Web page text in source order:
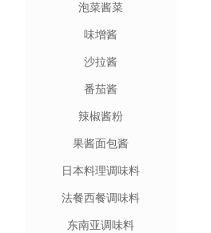
泡菜酱菜
味增酱
沙拉酱
番茄酱
辣椒酱粉
果酱面包酱
日本料理调味料
法餐西餐调味料
东南亚调味料